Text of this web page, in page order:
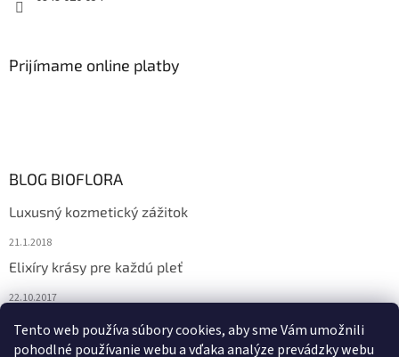
Tento web používa súbory cookies, aby sme Vám umožnili
pohodlné používanie webu a vďaka analýze prevádzky webu
Prijímame online platby
BLOG BIOFLORA
Luxusný kozmetický zážitok
21.1.2018
Elixíry krásy pre každú pleť
22.10.2017
Spoznajte prírodnú kozmetiku Sante
10.10.2017